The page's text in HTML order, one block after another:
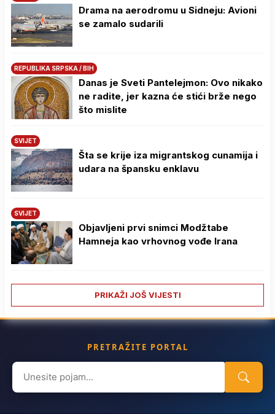
Drama na aerodromu u Sidneju: Avioni
se zamalo sudarili
REPUBLIKA SRPSKA / BIH
Danas je Sveti Pantelejmon: Ovo nikako
ne radite, jer kazna će stići brže nego
što mislite
SVIJET
Šta se krije iza migrantskog cunamija i
udara na špansku enklavu
SVIJET
Objavljeni prvi snimci Modžtabe
Hamneja kao vrhovnog vođe Irana
PRIKAŽI JOŠ VIJESTI
PRETRAŽITE PORTAL
Search
for: